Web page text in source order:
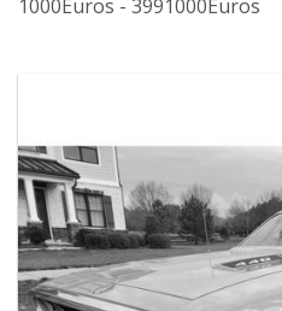
1000Euros - 3991000Euros